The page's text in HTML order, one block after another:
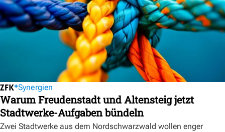
Synergien
Warum Freudenstadt und Altensteig jetzt
Stadtwerke-Aufgaben bündeln
Zwei Stadtwerke aus dem Nordschwarzwald wollen enger